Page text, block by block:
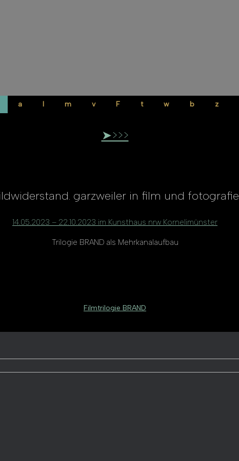
a l m v F t w b z
➤>>>
stand. garzweiler in film und fotografie
14.05.2023 – 22.10.2023 im Kunsthaus nrw Kornelimünster
Trilogie BRAND als Mehrkanalaufbau
Filmtrilogie BRAND